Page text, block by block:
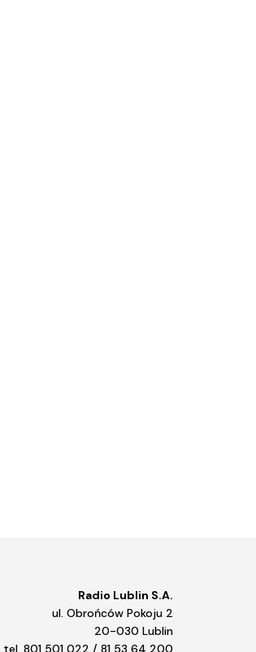
Radio Lublin S.A.
ul. Obrońców Pokoju 2
20-030 Lublin
tel. 801 501 022 / 81 53 64 200